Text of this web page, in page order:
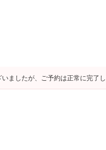
ましたが、ご予約は正常に完了